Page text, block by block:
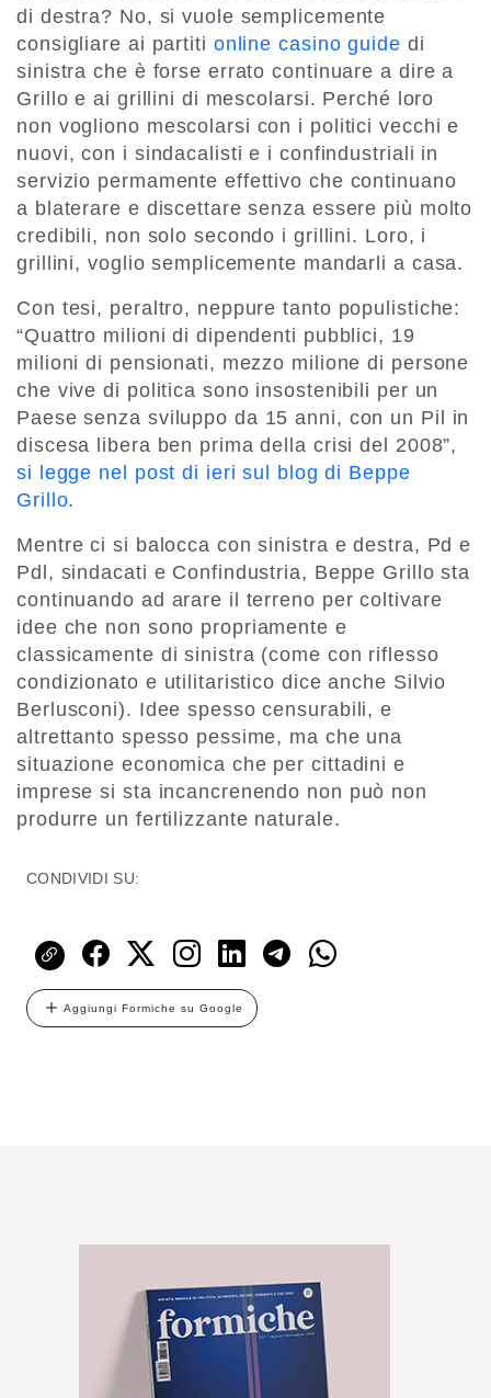
di destra? No, si vuole semplicemente
consigliare ai partiti online casino guide di
sinistra che è forse errato continuare a dire a
Grillo e ai grillini di mescolarsi. Perché loro
non vogliono mescolarsi con i politici vecchi e
nuovi, con i sindacalisti e i confindustriali in
servizio permamente effettivo che continuano
a blaterare e discettare senza essere più molto
credibili, non solo secondo i grillini. Loro, i
grillini, voglio semplicemente mandarli a casa.
Con tesi, peraltro, neppure tanto populistiche:
“Quattro milioni di dipendenti pubblici, 19
milioni di pensionati, mezzo milione di persone
che vive di politica sono insostenibili per un
Paese senza sviluppo da 15 anni, con un Pil in
discesa libera ben prima della crisi del 2008”,
si legge nel post di ieri sul blog di Beppe
Grillo.
Mentre ci si balocca con sinistra e destra, Pd e
Pdl, sindacati e Confindustria, Beppe Grillo sta
continuando ad arare il terreno per coltivare
idee che non sono propriamente e
classicamente di sinistra (come con riflesso
condizionato e utilitaristico dice anche Silvio
Berlusconi). Idee spesso censurabili, e
altrettanto spesso pessime, ma che una
situazione economica che per cittadini e
imprese si sta incancrenendo non può non
produrre un fertilizzante naturale.
CONDIVIDI SU:
Aggiungi Formiche su Google